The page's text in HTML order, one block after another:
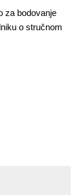
za bodovanje
o stručnom